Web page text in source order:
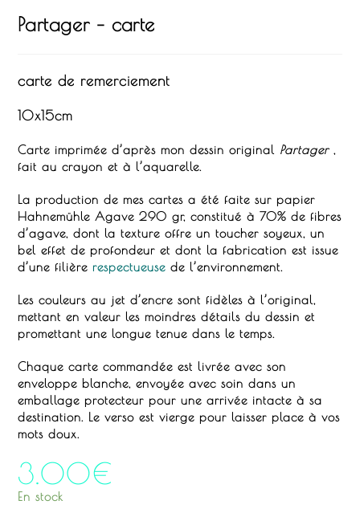
Partager – carte
carte de remerciement
10x15cm
Carte imprimée d’après mon dessin original Partager,
fait au crayon et à l’aquarelle.
La production de mes cartes a été faite sur papier
Hahnemühle Agave290 gr, constitué à 70% de fibres
d’agave, dont la texture offre un toucher soyeux, un
bel effet de profondeur et dont la fabrication est issue
d’une filièrerespectueuse de l’environnement.
Les couleurs au jet d’encre sont fidèles à l’original,
mettant en valeur les moindres détails du dessin et
promettant une longue tenue dans le temps.
Chaque carte commandée est livrée avec son
enveloppe blanche, envoyée avec soin dans un
emballage protecteur pour une arrivée intacte à sa
destination. Le verso est vierge pour laisser place à vos
mots doux.
3.00€
En stock